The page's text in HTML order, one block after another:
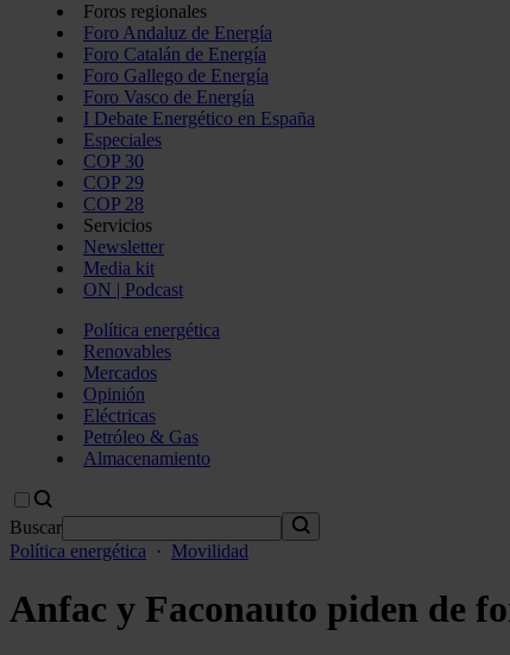
Foros regionales
Foro Andaluz de Energía
Foro Catalán de Energía
Foro Gallego de Energía
Foro Vasco de Energía
I Debate Energético en España
Especiales
COP 30
COP 29
COP 28
Servicios
Newsletter
Media kit
ON | Podcast
Política energética
Renovables
Mercados
Opinión
Eléctricas
Petróleo & Gas
Almacenamiento
Buscar
Política energética
· Movilidad
Anfac y Faconauto piden de